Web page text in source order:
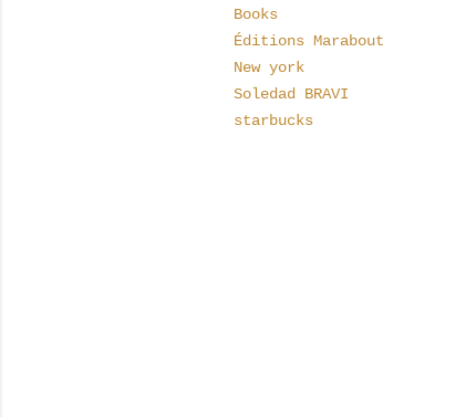
Books
Éditions Marabout
New york
Soledad BRAVI
starbucks